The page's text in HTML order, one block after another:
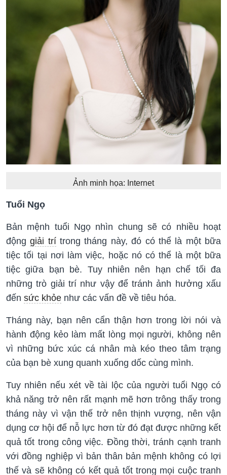
Ảnh minh họa: Internet
Tuổi Ngọ
Bản mệnh tuổi Ngọ nhìn chung sẽ có nhiều hoạt
độnggiải trítrong tháng này, đó có thể là một bữa
tiệc tối tại nơi làm việc, hoặc nó có thể là một bữa
tiệc giữa bạn bè. Tuy nhiên nên hạn chế tối đa
những trò giải trí như vậy để tránh ảnh hưởng xấu
đến sức khỏe như các vấn đề về tiêu hóa.
Tháng này, bạn nên cẩn thận hơn trong lời nói và
hành động kẻo làm mất lòng mọi người, không nên
vì những bức xúc cá nhân mà kéo theo tâm trạng
của bạn bè xung quanh xuống dốc cùng mình.
Tuy nhiên nếu xét về tài lộc của người tuổi Ngọ có
khả năng trở nên rất mạnh mẽ hơn trông thấy trong
tháng này vì vận thế trở nên thịnh vượng, nên vận
dụng cơ hội để nỗ lực hơn từ đó đạt được những kết
quả tốt trong công việc. Đồng thời, tránh cạnh tranh
với đồng nghiệp vì bản thân bản mệnh không có lợi
thế và sẽ không có kết quả tốt trong mọi cuộc tranh